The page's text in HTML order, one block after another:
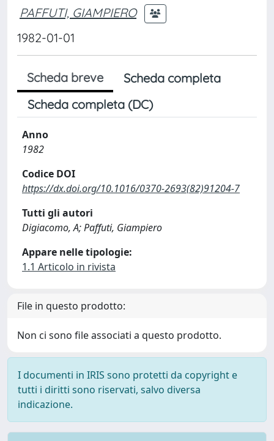
PAFFUTI, GIAMPIERO
1982-01-01
Scheda breve
Scheda completa
Scheda completa (DC)
Anno
1982
Codice DOI
https://dx.doi.org/10.1016/0370-2693(82)91204-7
Tutti gli autori
Digiacomo, A; Paffuti, Giampiero
Appare nelle tipologie:
1.1 Articolo in rivista
File in questo prodotto:
Non ci sono file associati a questo prodotto.
I documenti in IRIS sono protetti da copyright e
tutti i diritti sono riservati, salvo diversa
indicazione.